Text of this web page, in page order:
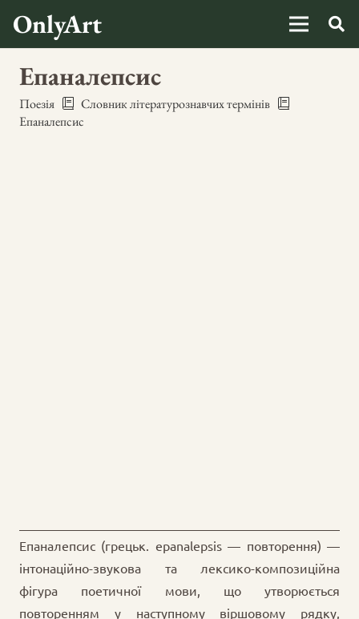
OnlyArt
Епаналепсис
Поезія
Словник літературознавчих термінів
Епаналепсис
Епаналепсис (грецьк. epanalepsis — повторення) —
інтонаційно-звукова та лексико-композиційна
фігура поетичної мови, що утворюється
повторенням у наступному віршовому рядку,